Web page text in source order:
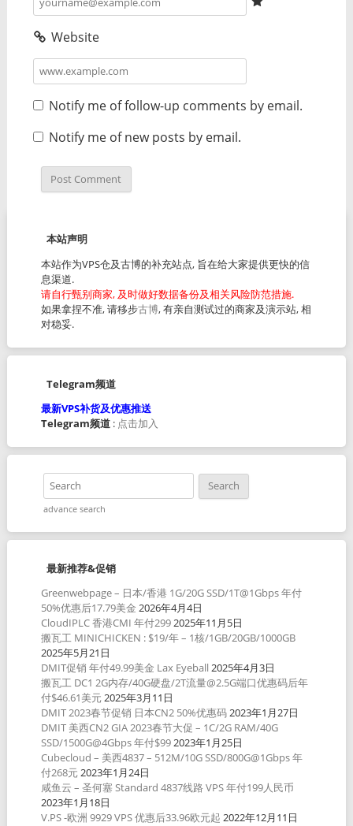
Website
Notify me of follow-up comments by email.
Notify me of new posts by email.
本站声明
本站作为VPS仓及古博的补充站点, 旨在给大家提供更快的信
息渠道.
请自行甄别商家, 及时做好数据备份及相关风险防范措施.
如果拿捏不准, 请移步古博, 有亲自测试过的商家及演示站, 相
对稳妥.
Telegram频道
最新VPS补货及优惠推送
Telegram频道: 点击加入
advance search
最新推荐&促销
Greenwebpage – 日本/香港 1G/20G SSD/1T@1Gbps 年付
50%优惠后17.79美金 2026年4月4日
CloudIPLC 香港CMI 年付2992025年11月5日
搬瓦工 MINICHICKEN : $19/年 – 1核/1GB/20GB/1000GB
2025年5月21日
DMIT促销 年付49.99美金 Lax Eyeball 2025年4月3日
搬瓦工 DC1 2G内存/40G硬盘/2T流量@2.5G端口优惠码后年
付$46.61美元2025年3月11日
DMIT 2023春节促销 日本CN2 50%优惠码2023年1月27日
DMIT 美西CN2 GIA 2023春节大促 – 1C/2G RAM/40G
SSD/1500G@4Gbps 年付$992023年1月25日
Cubecloud – 美西4837 – 512M/10G SSD/800G@1Gbps 年
付268元2023年1月24日
咸鱼云 – 圣何塞 Standard 4837线路 VPS 年付199人民币
2023年1月18日
V.PS -欧洲 9929 VPS 优惠后33.96欧元起 2022年12月11日